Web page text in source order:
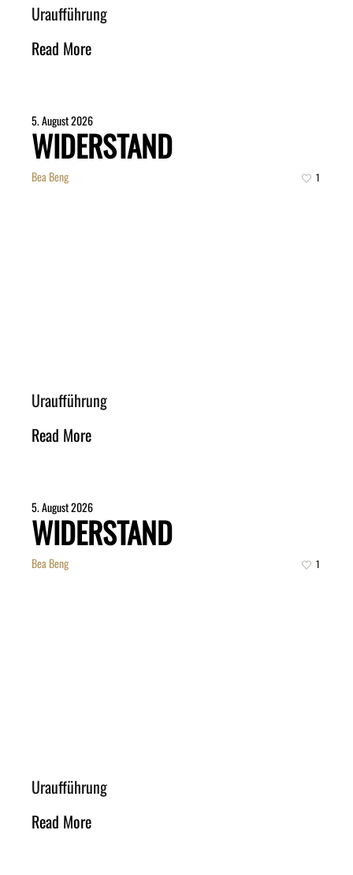
Uraufführung
Read More
5. August 2026
WIDERSTAND
Bea Beng 1
Uraufführung
Read More
5. August 2026
WIDERSTAND
Bea Beng 1
Uraufführung
Read More